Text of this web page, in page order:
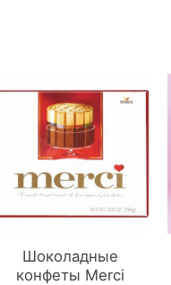
Шоколадные
конфеты Merci